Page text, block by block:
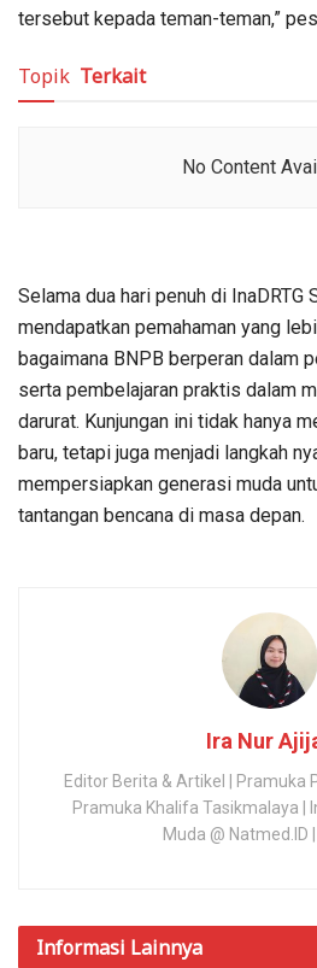
tersebut kepada teman-teman,”
Topik Terkait
No Content
Selama dua hari penuh di InaDRTG
mendapatkan pemahaman yang
bagaimana BNPB berperan dalam
serta pembelajaran praktis dalam
darurat. Kunjungan ini tidak hanya
baru, tetapi juga menjadi langkah
mempersiapkan generasi muda
tantangan bencana di masa depan.
Ira Nur
Editor Berita & Artikel | Pramuka
Pramuka Khalifa Tasikmalaya |
Muda @ Natmed.ID
Informasi Lainnya